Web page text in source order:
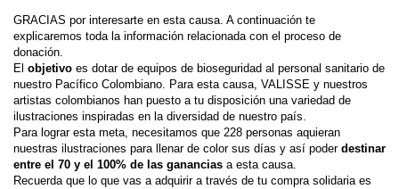
GRACIAS por interesarte en esta causa. A continuación te
explicaremos toda la información relacionada con el proceso de
donación.
El objetivo es dotar de equipos de bioseguridad al personal sanitario de
nuestro Pacífico Colombiano. Para esta causa, VALISSE y nuestros
artistas colombianos han puesto a tu disposición una variedad de
ilustraciones inspiradas en la diversidad de nuestro país.
Para lograr esta meta, necesitamos que 228 personas aquieran
nuestras ilustraciones para llenar de color sus días y así poder destinar
entre el 70 y el 100% de las ganancias a esta causa.
Recuerda que lo que vas a adquirir a través de tu compra solidaria es